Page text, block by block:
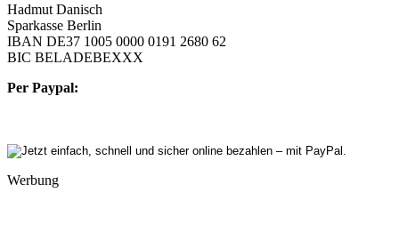
Hadmut Danisch
Sparkasse Berlin
IBAN DE37 1005 0000 0191 2680 62
BIC BELADEBEXXX
Per Paypal:
Werbung